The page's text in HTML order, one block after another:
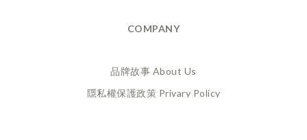
COMPANY
品牌故事 About Us
隱私權保護政策 Privary Policy